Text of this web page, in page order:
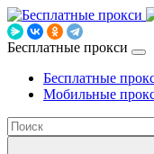
Бесплатные прокси
Бесплатные
Мобильные